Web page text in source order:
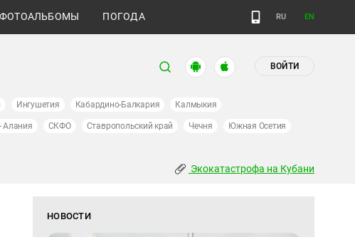
ФОТОАЛЬБОМЫ ПОГОДА RU EN
ВОЙТИ
Ингушетия Кабардино-Балкария Калмыкия
Алания СКФО Ставропольский край Чечня Южная Осетия
Экокатастрофа на Кубани
НОВОСТИ